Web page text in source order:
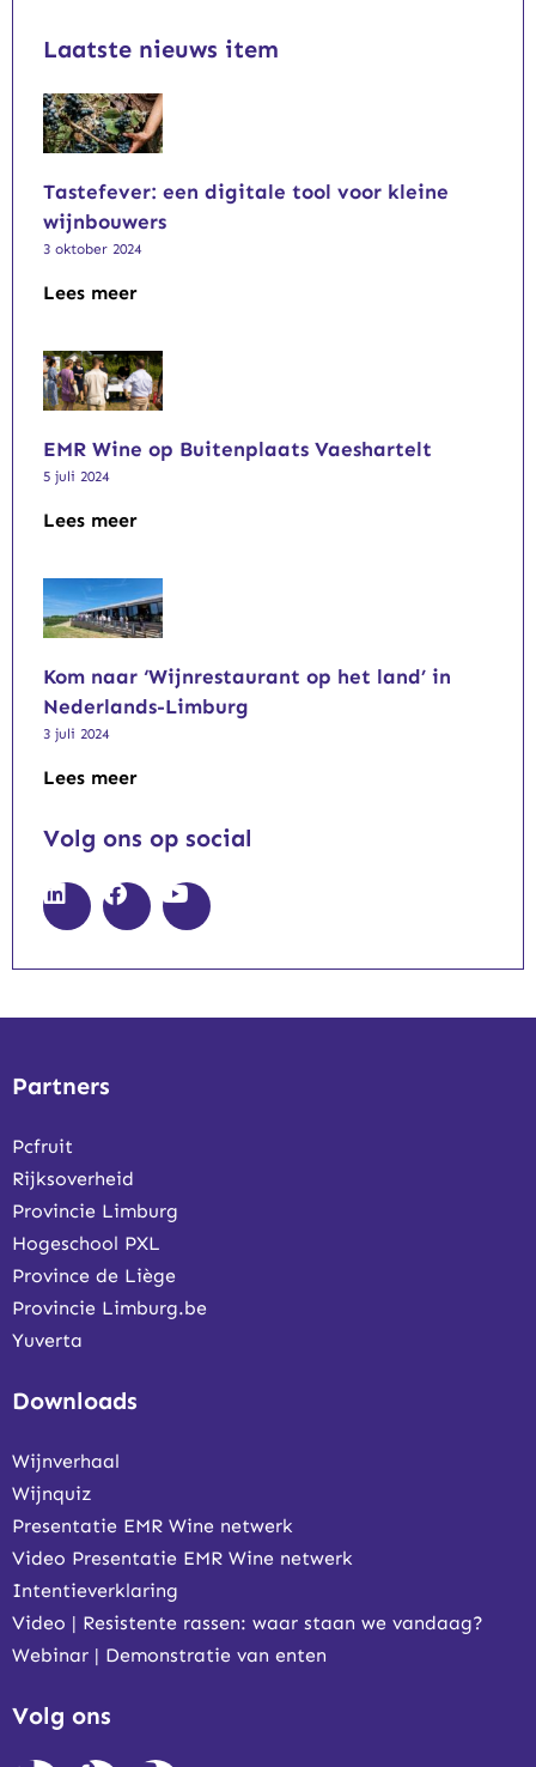
Laatste nieuws item
Tastefever: een digitale tool voor kleine
wijnbouwers
3 oktober 2024
Lees meer
EMR Wine op Buitenplaats Vaeshartelt
5 juli 2024
Lees meer
Kom naar ‘Wijnrestaurant op het land’ in
Nederlands-Limburg
3 juli 2024
Lees meer
Volg ons op social
Partners
Pcfruit
Rijksoverheid
Provincie Limburg
Hogeschool PXL
Province de Liège
Provincie Limburg.be
Yuverta
Downloads
Wijnverhaal
Wijnquiz
Presentatie EMR Wine netwerk
Video Presentatie EMR Wine netwerk
Intentieverklaring
Video | Resistente rassen: waar staan we vandaag?
Webinar | Demonstratie van enten
Volg ons